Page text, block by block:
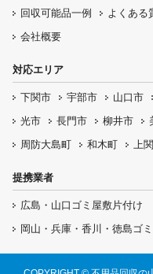
回収可能品一例
よくある
会社概要
対応エリア
下関市 宇部市 山口市
光市
長門市 柳井市
周防大島町
和木町 上
提携業者
広島・山口ゴミ屋敷片付け
岡山・兵庫・香川・徳島ゴ